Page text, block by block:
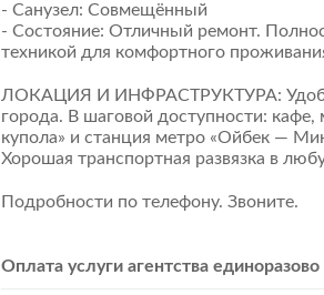
​- Санузел: Совмещённый
​- Состояние: Отличный ремонт.
техникой для комфортного
ЛОКАЦИЯ И ИНФРАСТРУКТУРА:
города. В шаговой доступности: кафе,
купола» и станция метро «Ойбек —
Хорошая транспортная развязка в
Подробности по телефону. Звоните.
Оплата услуги агентства